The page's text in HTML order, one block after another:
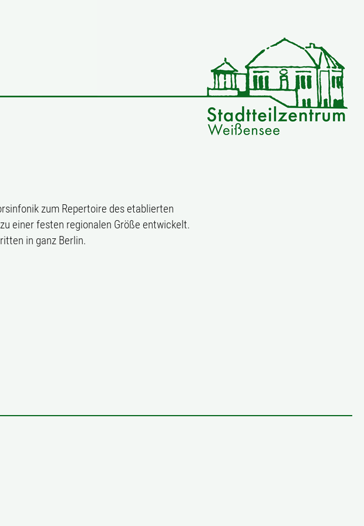
zum Repertoire des etablierten
einer festen regionalen Größe entwickelt.
in ganz Berlin.